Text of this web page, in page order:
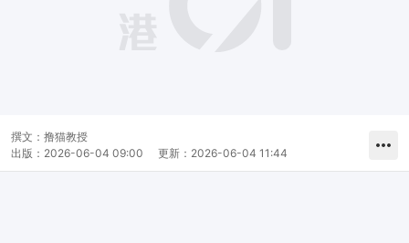
撰文： 撸猫教授
出版： 2026-06-04 09:00 更新： 2026-06-04 11:44